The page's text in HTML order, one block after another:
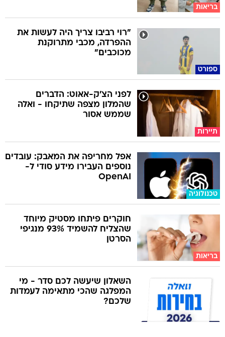
בריאות
ספורט
"רוי רביבו צריך היה לעשות את
ההפרדה, מכבי מתרוקנת
מכוכבים"
תיירות
לפני הצ'ק-אאוט: הדברים
שהמלון מצפה שתיקחו - ואלה
שממש אסור
טכנולוגיה
אפל מחריפה את המאבק: עובדים
נוספים העבירו מידע סודי ל-
OpenAI
בריאות
חוקרים פיתחו מסטיק מיוחד
שהצליח להשמיד 93% מנגיפי
הסרטן
השאלון שיעשה לכם סדר - מי
המפלגה שהכי מתאימה לעמדות
שלכם?